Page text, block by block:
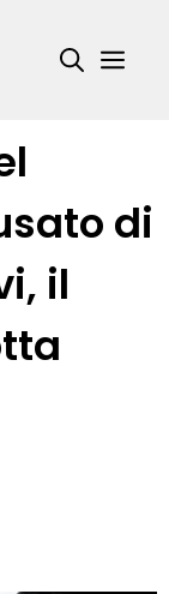
di
il